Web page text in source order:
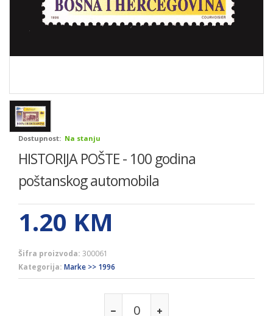
Dostupnost: Na stanju
HISTORIJA POŠTE - 100 godina
poštanskog automobila
1.20 KM
Šifra proizvoda: 300061
Kategorija: Marke >> 1996